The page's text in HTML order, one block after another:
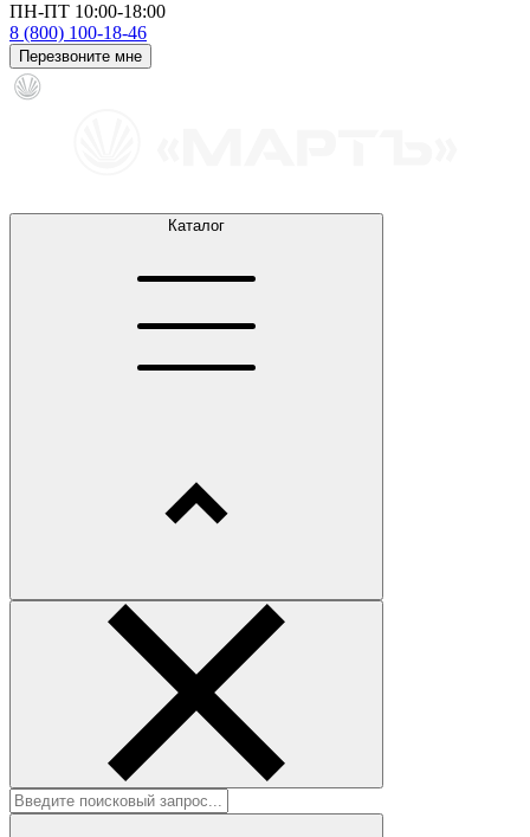
ПН-ПТ 10:00-18:00
8 (800) 100-18-46
Перезвоните мне
Каталог